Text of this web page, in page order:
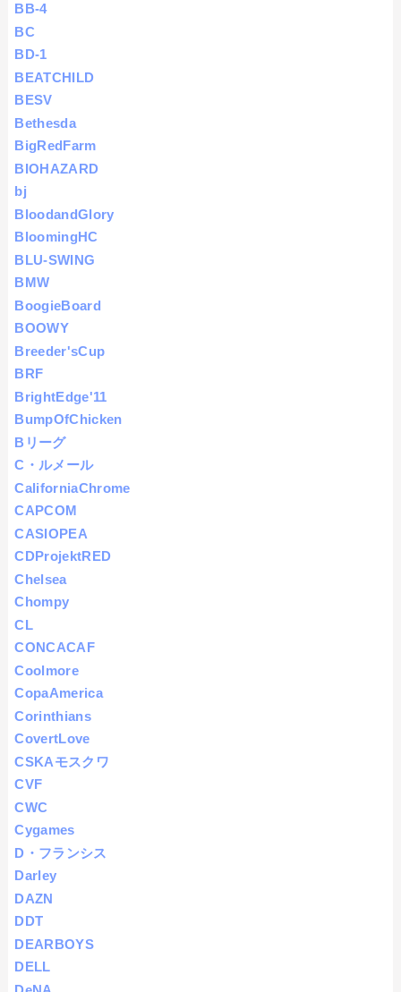
BB-4
BC
BD-1
BEATCHILD
BESV
Bethesda
BigRedFarm
BIOHAZARD
bj
BloodandGlory
BloomingHC
BLU-SWING
BMW
BoogieBoard
BOOWY
Breeder'sCup
BRF
BrightEdge'11
BumpOfChicken
Bリーグ
C・ルメール
CaliforniaChrome
CAPCOM
CASIOPEA
CDProjektRED
Chelsea
Chompy
CL
CONCACAF
Coolmore
CopaAmerica
Corinthians
CovertLove
CSKAモスクワ
CVF
CWC
Cygames
D・フランシス
Darley
DAZN
DDT
DEARBOYS
DELL